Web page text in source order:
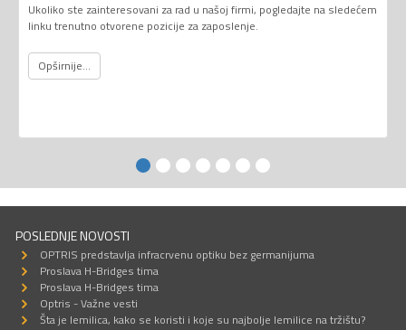
Ukoliko ste zainteresovani za rad u našoj firmi, pogledajte na sledećem
linku trenutno otvorene pozicije za zaposlenje.
Opširnije...
POSLEDNJE NOVOSTI
OPTRIS predstavlja infracrvenu optiku bez germanijuma
Proslava H-Bridges tima
Proslava H-Bridges tima
Optris - Važne vesti
Šta je lemilica, kako se koristi i koje su najbolje lemilice na tržištu?